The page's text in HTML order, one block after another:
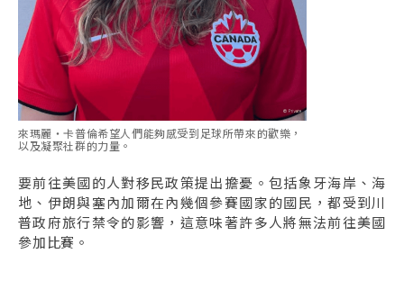
來瑪麗・卡普倫希望人們能夠感受到足球所帶來的歡樂，
以及凝聚社群的力量。
要前往美國的人對移民政策提出擔憂。包括象牙海岸、海
地、伊朗與塞內加爾在內幾個參賽國家的國民，都受到川
普政府旅行禁令的影響，這意味著許多人將無法前往美國
參加比賽。